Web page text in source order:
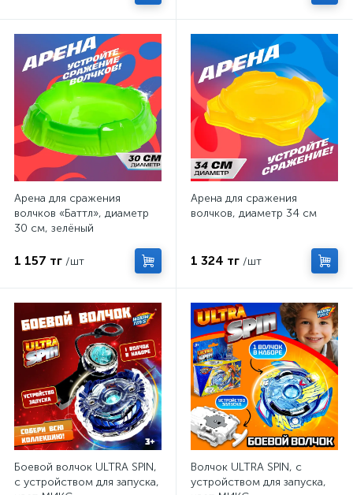
Арена для сражения
волчков «Баттл», диаметр
30 см, зелёный
1 157 тг /шт
Арена для сражения
волчков, диаметр 34 см
1 324 тг /шт
Боевой волчок ULTRA SPIN,
с устройством для запуска,
Волчок ULTRA SPIN, с
устройством для запуска,